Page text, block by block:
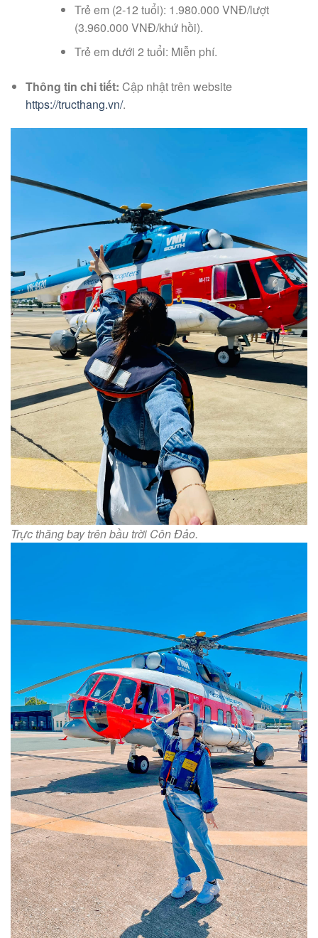
Trẻ em (2-12 tuổi): 1.980.000 VNĐ/lượt
(3.960.000 VNĐ/khứ hồi).
Trẻ em dưới 2 tuổi: Miễn phí.
Thông tin chi tiết: Cập nhật trên website
https://tructhang.vn/.
Trực thăng bay trên bầu trời Côn Đảo.